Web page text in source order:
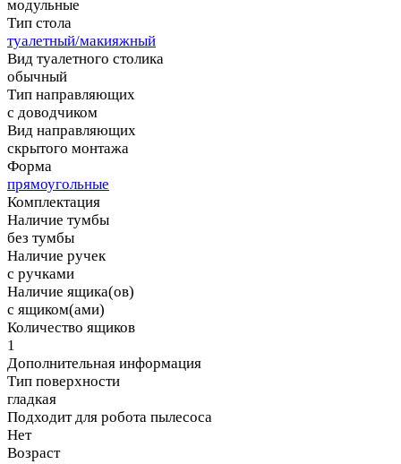
модульные
Тип стола
туалетный/макияжный
Вид туалетного столика
обычный
Тип направляющих
с доводчиком
Вид направляющих
скрытого монтажа
Форма
прямоугольные
Комплектация
Наличие тумбы
без тумбы
Наличие ручек
с ручками
Наличие ящика(ов)
с ящиком(ами)
Количество ящиков
1
Дополнительная информация
Тип поверхности
гладкая
Подходит для робота пылесоса
Нет
Возраст